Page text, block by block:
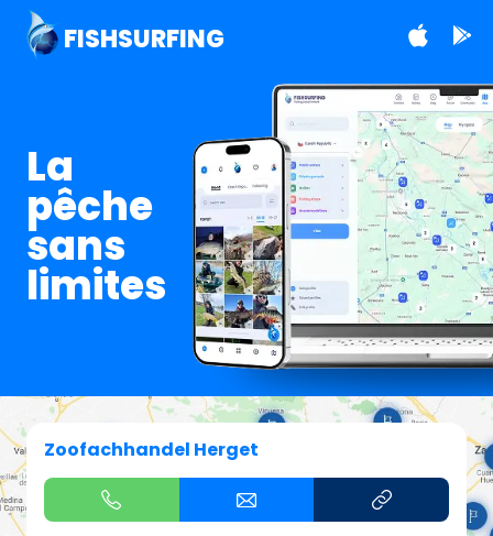
FISHSURFING
La
pêche
sans
limites
Zoofachhandel Herget